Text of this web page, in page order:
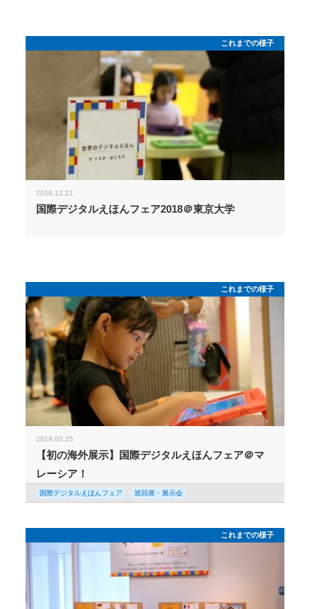
これまでの様子
2018.12.21
国際デジタルえほんフェア2018＠東京大学
これまでの様子
2018.02.25
【初の海外展示】国際デジタルえほんフェア＠マ
レーシア！
国際デジタルえほんフェア 巡回展・展示会
これまでの様子